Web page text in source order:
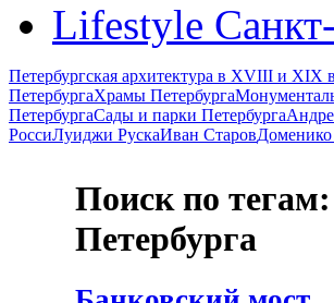
Lifestyle
Петербургская архитектура в XVIII и XIX
ПетербургаХрамы Петербурга
ПетербургаСады и парки Петербурга
РоссиЛуиджи РускаИван Старов
Поиск по
Петербурга